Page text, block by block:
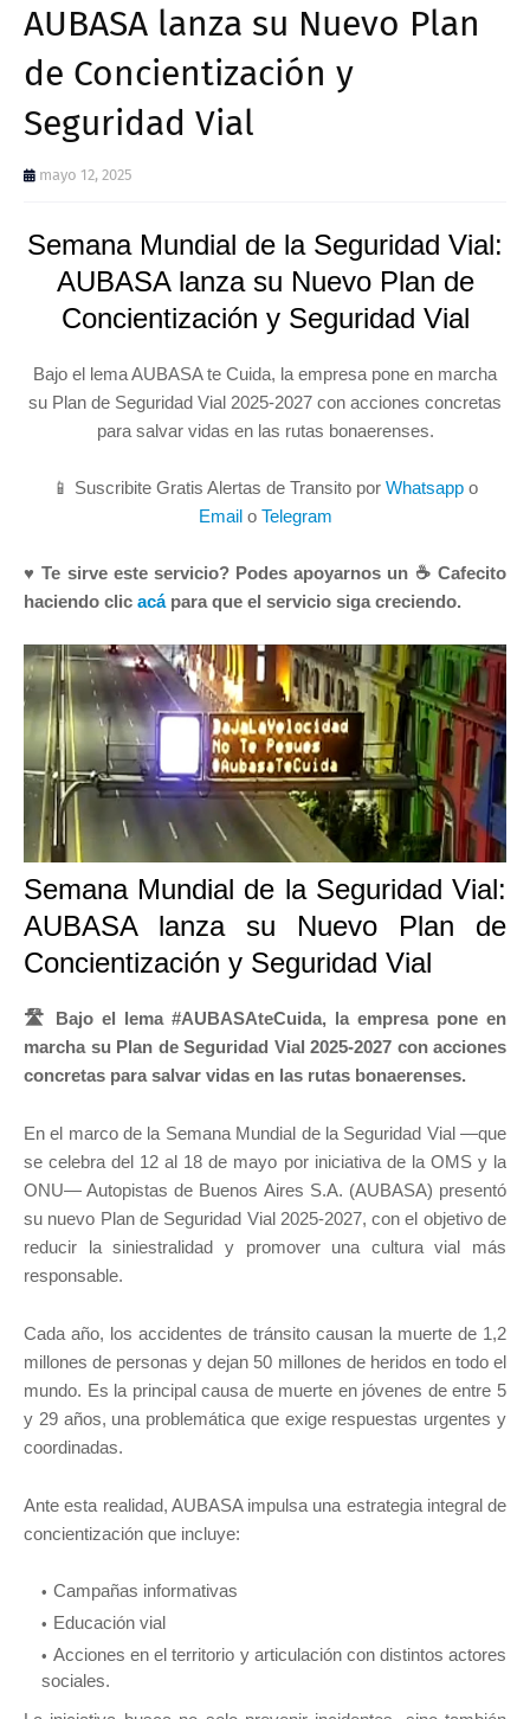
AUBASA lanza su Nuevo Plan
de Concientización y
Seguridad Vial
mayo 12, 2025
Semana Mundial de la Seguridad Vial:
AUBASA lanza su Nuevo Plan de
Concientización y Seguridad Vial
Bajo el lema AUBASA te Cuida, la empresa pone en marcha
su Plan de Seguridad Vial 2025-2027 con acciones concretas
para salvar vidas en las rutas bonaerenses.
📱 Suscribite Gratis Alertas de Transito por Whatsapp o
Emailo Telegram
♥ Te sirve este servicio? Podes apoyarnos un ☕ Cafecito
haciendo clic acápara que el servicio siga creciendo.
Semana Mundial de la Seguridad Vial:
AUBASA lanza su Nuevo Plan de
Concientización y Seguridad Vial
🛣️ Bajo el lema #AUBASAteCuida, la empresa pone en
marcha su Plan de Seguridad Vial 2025-2027 con acciones
concretas para salvar vidas en las rutas bonaerenses.
En el marco de la Semana Mundial de la Seguridad Vial —que
se celebra del 12 al 18 de mayo por iniciativa de la OMS y la
ONU— Autopistas de Buenos Aires S.A. (AUBASA) presentó
su nuevo Plan de Seguridad Vial 2025-2027, con el objetivo de
reducir la siniestralidad y promover una cultura vial más
responsable.
Cada año, los accidentes de tránsito causan la muerte de 1,2
millones de personas y dejan 50 millones de heridos en todo el
mundo. Es la principal causa de muerte en jóvenes de entre 5
y 29 años, una problemática que exige respuestas urgentes y
coordinadas.
Ante esta realidad, AUBASA impulsa una estrategia integral de
concientización que incluye:
Campañas informativas
Educación vial
Acciones en el territorio y articulación con distintos actores
sociales.